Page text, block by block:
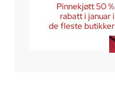
Pinnekjøtt 50 %
rabatt i januar i
de fleste butikker